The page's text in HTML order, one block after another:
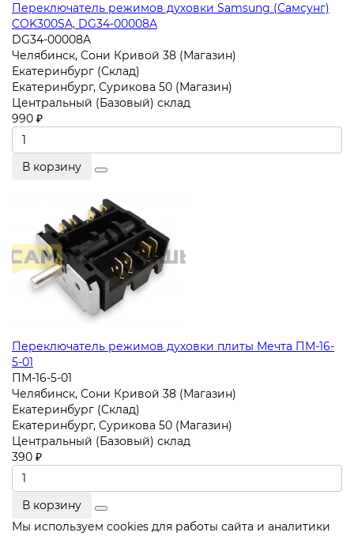
Переключатель режимов духовки Samsung (Самсунг)
COK300SA, DG34-00008A
DG34-00008A
Челябинск, Сони Кривой 38 (Магазин)
Екатеринбург (Склад)
Екатеринбург, Сурикова 50 (Магазин)
Центральный (Базовый) склад
990 ₽
В корзину
Переключатель режимов духовки плиты Мечта ПМ-16-
5-01
ПМ-16-5-01
Челябинск, Сони Кривой 38 (Магазин)
Екатеринбург (Склад)
Екатеринбург, Сурикова 50 (Магазин)
Центральный (Базовый) склад
390 ₽
В корзину
Мы используем cookies для работы сайта и аналитики